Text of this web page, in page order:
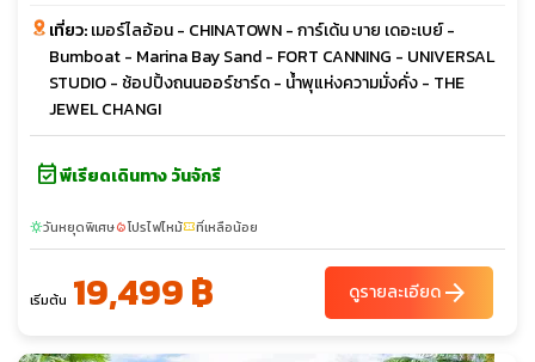
เที่ยว:เมอร์ไลอ้อน - CHINATOWN - การ์เด้น บาย เดอะเบย์ -
Bumboat - Marina Bay Sand - FORT CANNING - UNIVERSAL
STUDIO - ช้อปปิ้งถนนออร์ชาร์ด - น้ำพุแห่งความมั่งคั่ง - THE
JEWEL CHANGI
event_availableพีเรียดเดินทาง วันจักรี
sunnyวันหยุดพิเศษlocal_fire_departmentโปรไฟไหม้confirmation_numberที่เหลือน้อย
เริ่มต้น 19,499 ฿ ดูรายละเอียดarrow_forward